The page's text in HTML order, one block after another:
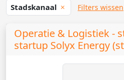
Stadskanaal Filters wissen
Operatie & Logistiek -
startup Solyx Energy